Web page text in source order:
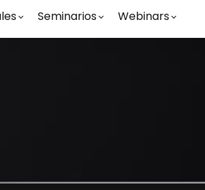
Seminarios Webinars